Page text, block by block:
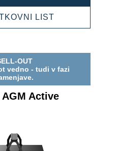
LIST
OUT
vedno - tudi v fazi
Active